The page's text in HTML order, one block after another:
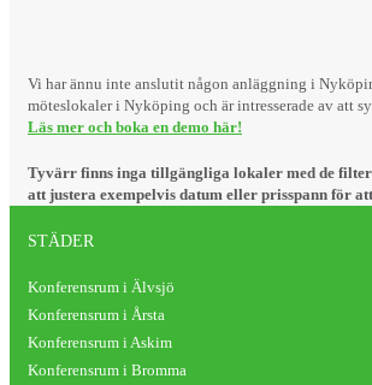
Vi har ännu inte anslutit någon anläggning i
möteslokaler i Nyköping och är intresserade av att
Läs mer och boka en demo här!
Tyvärr finns inga tillgängliga lokaler med de filter
att justera exempelvis datum eller prisspann för
STÄDER
Konferensrum i Älvsjö
Konferensrum i Årsta
Konferensrum i Askim
Konferensrum i Bromma